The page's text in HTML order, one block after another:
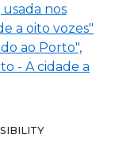
nos
a oito vozes"
ao Porto",
- A cidade a